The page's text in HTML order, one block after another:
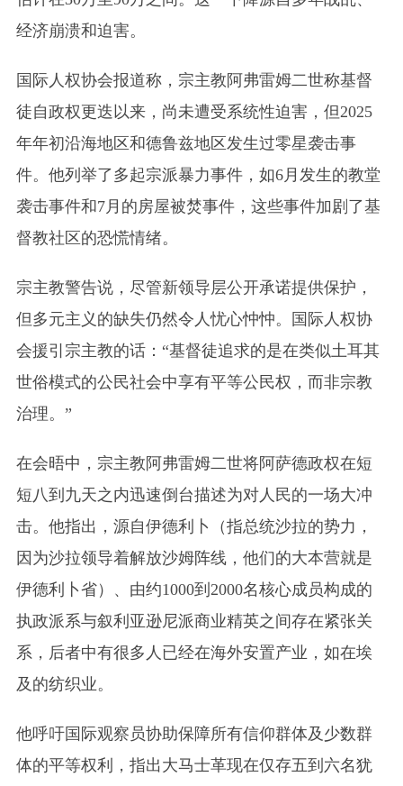
经济崩溃和迫害。
国际人权协会报道称，宗主教阿弗雷姆二世称基督
徒自政权更迭以来，尚未遭受系统性迫害，但2025
年年初沿海地区和德鲁兹地区发生过零星袭击事
件。他列举了多起宗派暴力事件，如6月发生的教堂
袭击事件和7月的房屋被焚事件，这些事件加剧了基
督教社区的恐慌情绪。
宗主教警告说，尽管新领导层公开承诺提供保护，
但多元主义的缺失仍然令人忧心忡忡。国际人权协
会援引宗主教的话：“基督徒追求的是在类似土耳其
世俗模式的公民社会中享有平等公民权，而非宗教
治理。”
在会晤中，宗主教阿弗雷姆二世将阿萨德政权在短
短八到九天之内迅速倒台描述为对人民的一场大冲
击。他指出，源自伊德利卜 （指总统沙拉的势力，
因为沙拉领导着解放沙姆阵线，他们的大本营就是
伊德利卜省）
、由约1000到2000名核心成员构成的
执政派系与叙利亚逊尼派商业精英之间存在紧张关
系，后者中有很多人已经在海外安置产业，如在埃
及的纺织业。
他呼吁国际观察员协助保障所有信仰群体及少数群
体的平等权利，指出大马士革现在仅存五到六名犹